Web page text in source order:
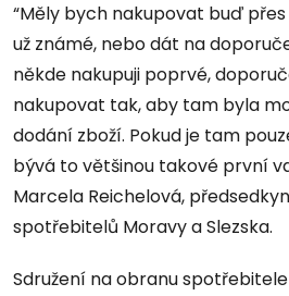
“Měly bych nakupovat buď
už známé, nebo dát na
někde nakupuji poprvé,
nakupovat tak, aby tam byla
dodání zboží. Pokud je tam
bývá to většinou takové první
Marcela Reichelová,
spotřebitelů Moravy a Slezska.
Sdružení na obranu